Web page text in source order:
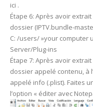
ici .
Étape 6: Après avoir
dossier (IPTV.bundle-
C: /users/ »your computer
Server/Plug-ins
Étape 7: Après avoir
dossier appelé contenu, à
appelé info (.plist). Faites
l’option « éditer avec